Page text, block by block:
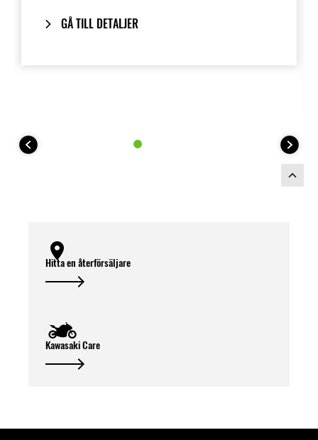
GÅ TILL DETALJER
Hitta en återförsäljare
Kawasaki Care